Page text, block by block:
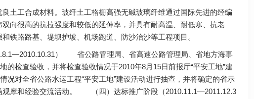
土工合成材料。玻纤土工格栅高强无碱玻璃纤维通过国际先进的经编
向很高的抗拉强度和较低的延伸率，并具有耐高温、耐低寒、抗老
铁路路基、堤坝护坡、机场跑道、防沙治沙等工程项目。
） 省公路管理局、省高速公路管理局、省地方海事
的检查验收，并将检查验收情况于2010年8月15日前报厅“平安工地”建
况对全省公路水运工程“平安工地”建设活动进行抽查，并将确定的省示
观摩和经验交流活动。 （四）达标推广阶段（2010.11.1—2011.12.3